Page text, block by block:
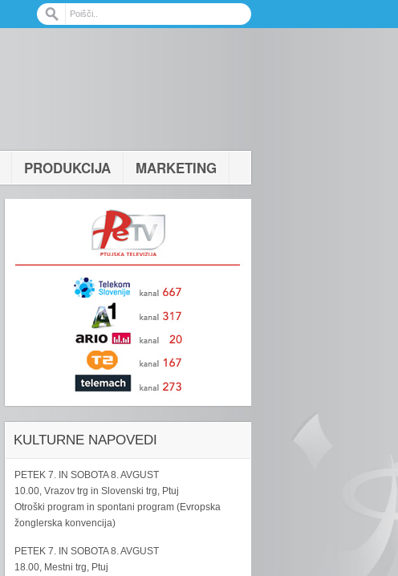
PRODUKCIJA MARKETING
KULTURNE NAPOVEDI
PETEK 7. IN SOBOTA 8. AVGUST
10.00, Vrazov trg in Slovenski trg, Ptuj
Otroški program in spontani program (Evropska
žonglerska konvencija)
PETEK 7. IN SOBOTA 8. AVGUST
18.00, Mestni trg, Ptuj